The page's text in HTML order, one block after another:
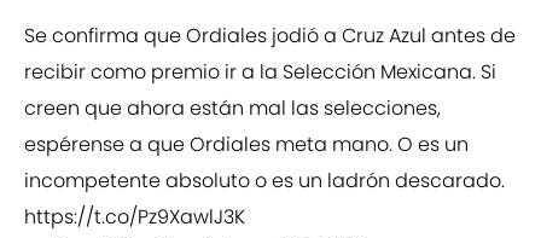
Se confirma que Ordiales jodió a Cruz Azul antes de
recibir como premio ir a la Selección Mexicana. Si
creen que ahora están mal las selecciones,
espérense a que Ordiales meta mano. O es un
incompetente absoluto o es un ladrón descarado.
https://t.co/Pz9XawlJ3K